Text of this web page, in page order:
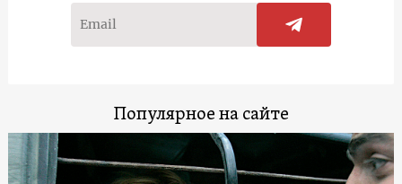
Популярное на сайте